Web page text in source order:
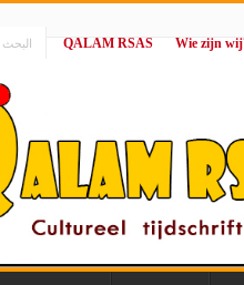
|
QALAM RSAS